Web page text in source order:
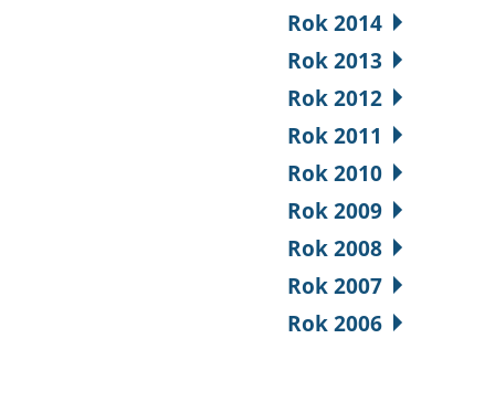
Rok 2014
Rok 2013
Rok 2012
Rok 2011
Rok 2010
Rok 2009
Rok 2008
Rok 2007
Rok 2006